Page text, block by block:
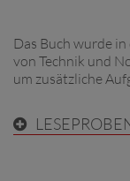
Das Buch wurde
von Technik und
um zusätzliche